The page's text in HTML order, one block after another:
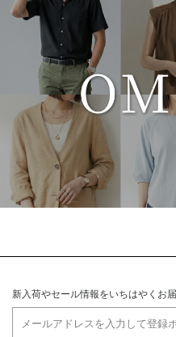
新入荷やセール情報をいちはやくお届